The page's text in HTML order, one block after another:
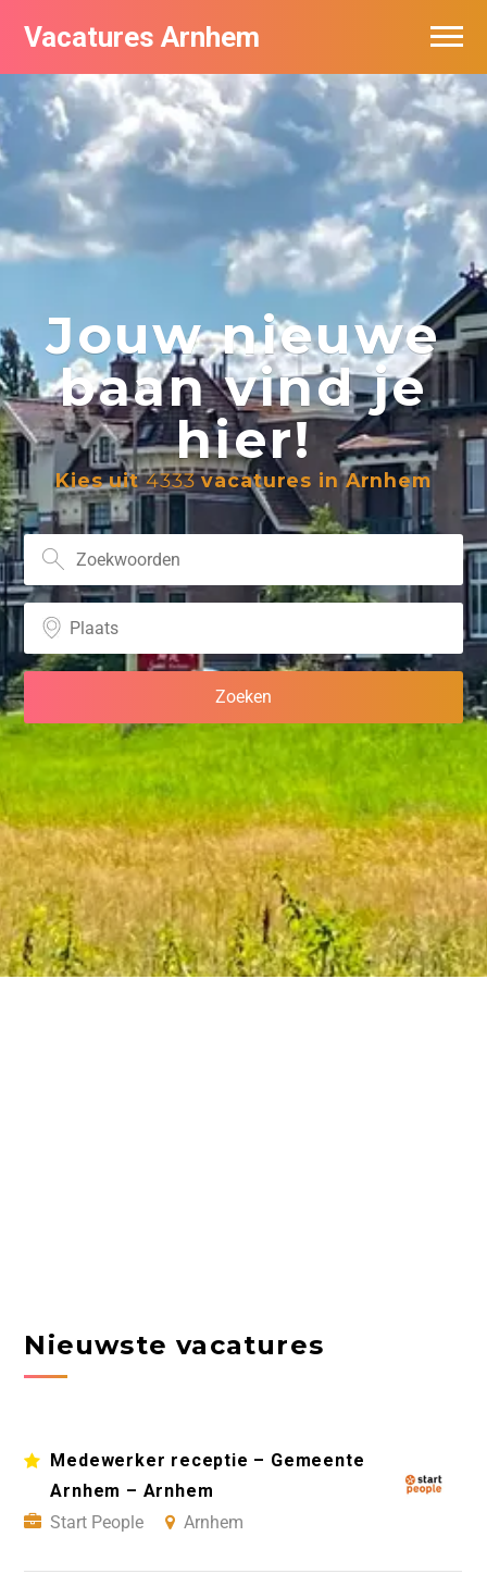
Vacatures Arnhem
Jouw nieuwe
baan vind je
hier!
Kies uit4333vacatures in Arnhem
Nieuwste vacatures
Medewerker receptie – Gemeente
Arnhem – Arnhem
Start People
Arnhem
Vacatures per bedrijf in Arnhem
Nieuwsbrief feed